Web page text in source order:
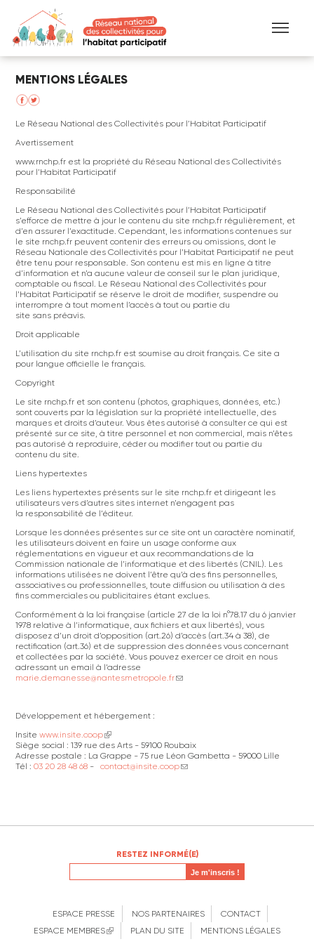
MENTIONS LÉGALES
Le Réseau National des Collectivités pour l’Habitat Participatif
Avertissement
www.rnchp.fr est la propriété du Réseau National des Collectivités
pour l’Habitat Participatif
Responsabilité
Le Réseau National des Collectivités pour l’Habitat Participatif
s’efforce de mettre à jour le contenu du site rnchp.fr régulièrement, et
d’en assurer l’exactitude. Cependant, les informations contenues sur
le site rnchp.fr peuvent contenir des erreurs ou omissions, dont le
Réseau Nationale des Collectivités pour l’Habitat Participatif ne peut
être tenu pour responsable. Son contenu est mis en ligne à titre
d’information et n’a aucune valeur de conseil sur le plan juridique,
comptable ou fiscal. Le Réseau National des Collectivités pour
l’Habitat Participatif se réserve le droit de modifier, suspendre ou
interrompre à tout moment l’accès à tout ou partie du
site sans préavis.
Droit applicable
L’utilisation du site rnchp.fr est soumise au droit français. Ce site a
pour langue officielle le français.
Copyright
Le site rnchp.fr et son contenu (photos, graphiques, données, etc.)
sont couverts par la législation sur la propriété intellectuelle, des
marques et droits d’auteur. Vous êtes autorisé à consulter ce qui est
présenté sur ce site, à titre personnel et non commercial, mais n’êtes
pas autorisé à reproduire, céder ou modifier tout ou partie du
contenu du site.
Liens hypertextes
Les liens hypertextes présents sur le site rnchp.fr et dirigeant les
utilisateurs vers d’autres sites internet n’engagent pas
la responsabilité de l’éditeur.
Lorsque les données présentes sur ce site ont un caractère nominatif,
les utilisateurs doivent en faire un usage conforme aux
réglementations en vigueur et aux recommandations de la
Commission nationale de l’informatique et des libertés (CNIL). Les
informations utilisées ne doivent l’être qu’à des fins personnelles,
associatives ou professionnelles, toute diffusion ou utilisation à des
fins commerciales ou publicitaires étant exclues.
Conformément à la loi française (article 27 de la loi n°78.17 du 6 janvier
1978 relative à l’informatique, aux fichiers et aux libertés), vous
disposez d’un droit d’opposition (art.26) d’accès (art.34 à 38), de
rectification (art.36) et de suppression des données vous concernant
et collectées par la société. Vous pouvez exercer ce droit en nous
adressant un email à l’adresse
marie.demanesse@nantesmetropole.fr(link sends e-mail)
Développement et hébergement :
Insitewww.insite.coop(link is external)
Siège social : 139 rue des Arts - 59100 Roubaix
Adresse postale : La Grappe - 75 rue Léon Gambetta - 59000 Lille
Tél :03 20 28 48 68 -contact@insite.coop(link sends e-mail)
RESTEZ INFORMÉ(E)
ESPACE PRESSE NOS PARTENAIRES
CONTACT
ESPACE MEMBRES(LINK IS EXTERNAL)
PLAN DU SITE MENTIONS LÉGALES